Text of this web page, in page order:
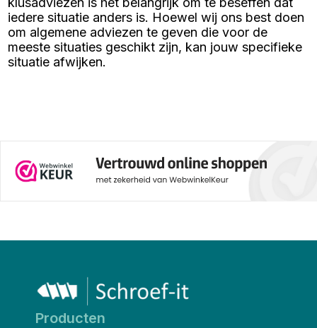
met praktische tips en
aandachtspunten.
iedere situatie anders is. Hoewel wij ons best doen
om algemene adviezen te geven die voor de
meeste situaties geschikt zijn, kan jouw specifieke
situatie afwijken.
Producten